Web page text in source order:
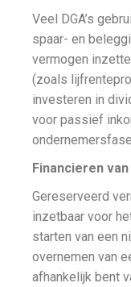
Veel DGA’s
spaar- en
vermogen
(zoals
investeren in
voor passief
Financieren
Gereserveerd
inzetbaar voor
starten van een
overnemen van
afhankelijk bent